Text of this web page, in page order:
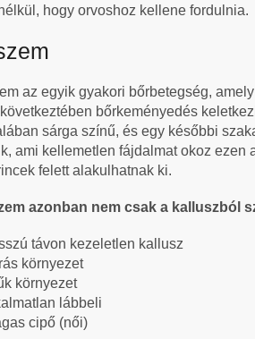
hogy orvoshoz kellene fordulnia.
az egyik gyakori bőrbetegség,
bőrkeményedés
sárga színű, és egy későbbi
ami kellemetlen fájdalmat okoz
felett alakulhatnak ki.
azonban nem csak a kalluszból
távon kezeletlen kallusz
környezet
környezet
lábbeli
cipő (női)